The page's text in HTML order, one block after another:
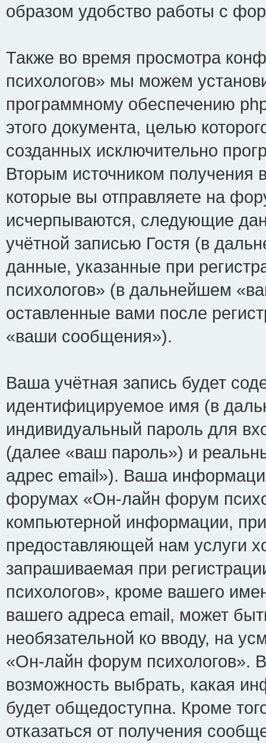
образом удобство работы с
Также во время просмотра
психологов» мы можем
программному обеспечению
этого документа, целью
созданных исключительно
Вторым источником
которые вы отправляете на
исчерпываются, следующие
учётной записью Гостя (в
данные, указанные при
психологов» (в дальнейшем
оставленные вами после
«ваши сообщения»).
Ваша учётная запись будет
идентифицируемое имя (в
индивидуальный пароль для
(далее «ваш пароль») и
адрес email»). Ваша
форумах «Он-лайн форум
компьютерной информации,
предоставляющей нам услуги
запрашиваемая при
психологов», кроме вашего
вашего адреса email, может
необязательной ко вводу, на
«Он-лайн форум психологов».
возможность выбрать, какая
будет общедоступна. Кроме
отказаться от получения